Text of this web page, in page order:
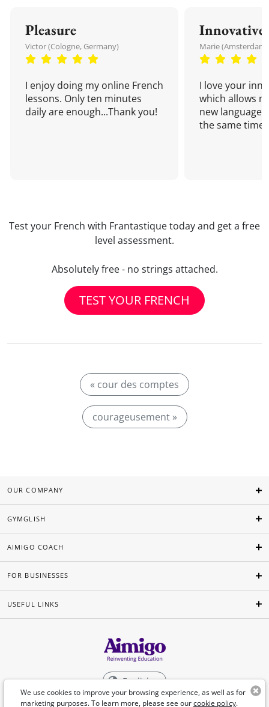
Pleasure
Victor (Cologne, Germany)
I enjoy doing my online French
lessons. Only ten minutes
daily are enough...Thank you!
Innovative
Marie
I love your
which allows
new language
the same time!
Test your French with Frantastique today and get a free
level assessment.
Absolutely free - no strings attached.
TEST YOUR FRENCH
« cour des comptes
courageusement »
We use cookies to improve your browsing experience, as well as for
marketing purposes. To learn more, please see ourcookie policy.
OUR COMPANY
GYMGLISH
AIMIGO COACH
FOR BUSINESSES
USEFUL LINKS
English